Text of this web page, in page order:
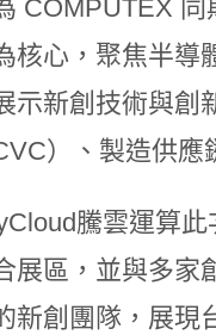
COMPUTEX
核心，聚焦半導
示新創技術與創
）、製造供
騰雲運算此
展區，並與多家
新創團隊，展現